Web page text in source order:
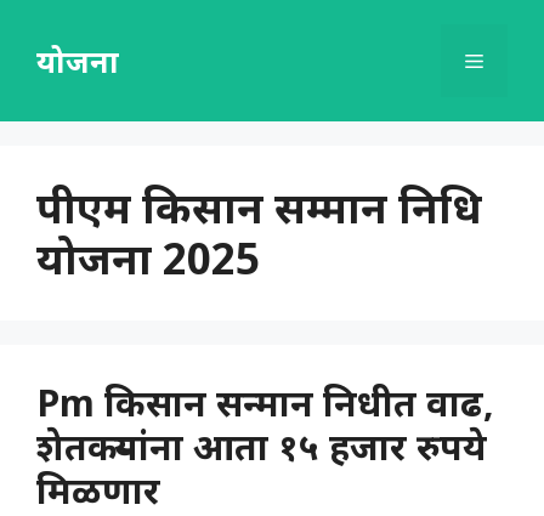
contentयोजना Menu
पीएम किसान सम्मान निधि
योजना 2025
Pm किसान सन्मान निधीत वाढ,
शेतकऱ्यांना आता १५ हजार रुपये
मिळणार